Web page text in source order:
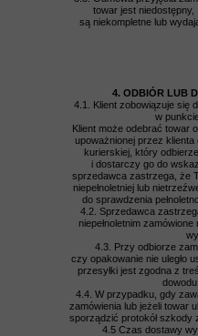
towar jest
są niekompletne lub
4. ODBIÓR LUB
4.1. Klient zobowiązuje się
w
Klient może odebrać towar
upoważnionej przez
kurierskiej, który
i dostarczy go do
sprzedawca zastrzega, że
niepełnoletniej lub
do sprawdzenia
4.2. Sprzedawca
niepełnoletnim
4.3. Przy odbiorze
czy opakowanie nie uległo
przesyłki jest zgodna z
4.4. W przypadku, gdy
zamówienia lub jeżeli towar
sporządzić protokół szkody
4.5 Czas dostawy